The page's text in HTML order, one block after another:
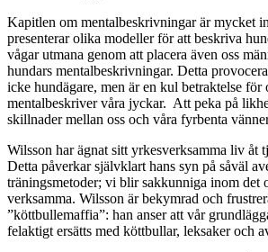
Kapitlen om mentalbeskrivningar är mycket
presenterar olika modeller för att beskriva
vågar utmana genom att placera även oss
hundars mentalbeskrivningar. Detta
icke hundägare, men är en kul betraktelse för
mentalbeskriver våra jyckar. Att peka på
skillnader mellan oss och våra fyrbenta
Wilsson har ägnat sitt yrkesverksamma liv åt
Detta påverkar självklart hans syn på såväl
träningsmetoder; vi blir sakkunniga inom det
verksamma. Wilsson är bekymrad och
”köttbullemaffia”: han anser att vår
felaktigt ersätts med köttbullar, leksaker och